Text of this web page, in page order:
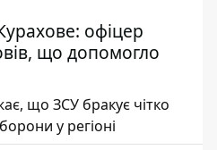
офіцер
що допомогло
що ЗСУ бракує чітко
у регіоні